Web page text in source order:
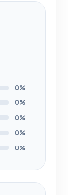
0%
0%
0%
0%
0%